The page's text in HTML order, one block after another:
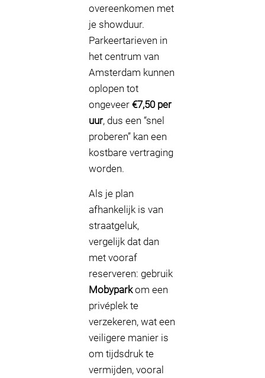
overeenkomen met
je showduur.
Parkeertarieven in
het centrum van
Amsterdam kunnen
oplopen tot
ongeveer €7,50 per
uur, dus een “snel
proberen” kan een
kostbare vertraging
worden.
Als je plan
afhankelijk is van
straatgeluk,
vergelijk dat dan
met vooraf
reserveren: gebruik
Mobyparkom een
privéplek te
verzekeren, wat een
veiligere manier is
om tijdsdruk te
vermijden, vooral